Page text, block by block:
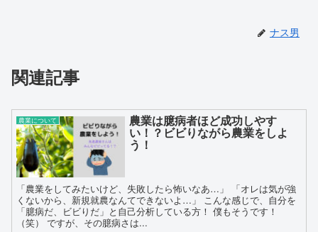
ナス男
関連記事
農業について 農業は臆病者ほど成功しやす
い！？ビビりながら農業をしよ
う！
「農業をしてみたいけど、失敗したら怖いなあ…」 「オレは気が強
くないから、新規就農なんてできないよ…」 こんな感じで、自分を
「臆病だ、ビビりだ」と自己分析している方！ 僕もそうです！
（笑） ですが、その臆病さは...